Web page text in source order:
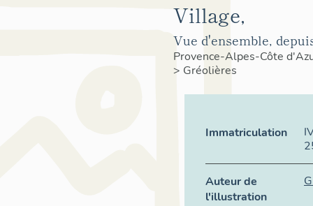
Village,
Vue d'ensemble,
Provence-Alpes-Côte
> Gréolières
Immatriculation
Auteur de
l'illustration